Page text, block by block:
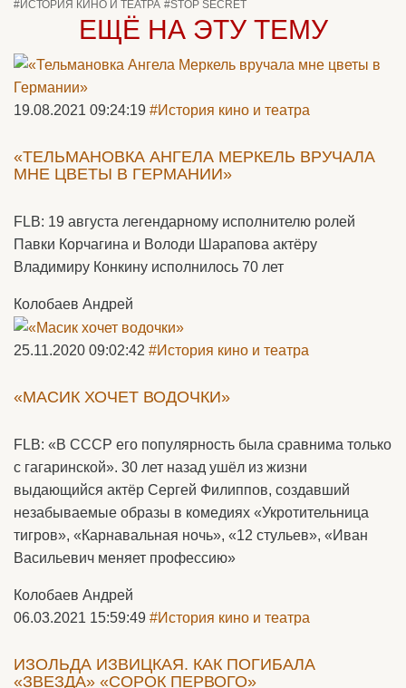
#ИСТОРИЯ КИНО И ТЕАТРА #STOP SECRET
ЕЩЁ НА ЭТУ ТЕМУ
19.08.2021 09:24:19 #История кино и театра
«ТЕЛЬМАНОВКА АНГЕЛА МЕРКЕЛЬ ВРУЧАЛА
МНЕ ЦВЕТЫ В ГЕРМАНИИ»
FLB: 19 августа легендарному исполнителю ролей
Павки Корчагина и Володи Шарапова актёру
Владимиру Конкину исполнилось 70 лет
Колобаев Андрей
25.11.2020 09:02:42 #История кино и театра
«МАСИК ХОЧЕТ ВОДОЧКИ»
FLB: «В СССР его популярность была сравнима только
с гагаринской». 30 лет назад ушёл из жизни
выдающийся актёр Сергей Филиппов, создавший
незабываемые образы в комедиях «Укротительница
тигров», «Карнавальная ночь», «12 стульев», «Иван
Васильевич меняет профессию»
Колобаев Андрей
06.03.2021 15:59:49 #История кино и театра
ИЗОЛЬДА ИЗВИЦКАЯ. КАК ПОГИБАЛА
«ЗВЕЗДА» «СОРОК ПЕРВОГО»